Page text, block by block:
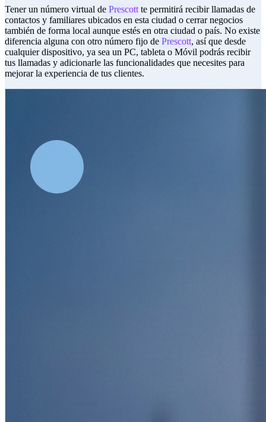
Tener un número virtual de Prescott te permitirá recibir llamadas de
contactos y familiares ubicados en esta ciudad o cerrar negocios
también de forma local aunque estés en otra ciudad o país. No existe
diferencia alguna con otro número fijo de Prescott, así que desde
cualquier dispositivo, ya sea un PC, tableta o Móvil podrás recibir
tus llamadas y adicionarle las funcionalidades que necesites para
mejorar la experiencia de tus clientes.